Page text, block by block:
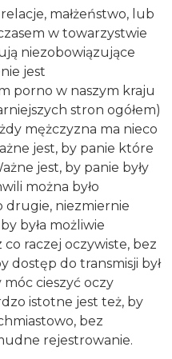
małżeństwo, lub
w towarzystwie
niezobowiązujące
jest
porno w naszym kraju
stron ogółem)
mężczyzna ma nieco
jest, by panie które
jest, by panie były
można było
drugie, niezmiernie
była możliwie
co raczej oczywiste, bez
dostęp do transmisji był
cieszyć oczy
istotne jest też, by
bez
rejestrowanie.